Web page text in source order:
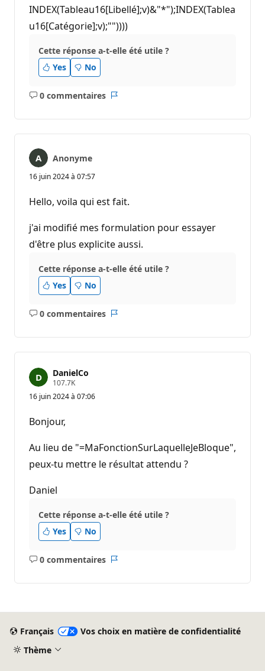
INDEX(Tableau16[Libellé];v)&"*");INDEX(Tablea
u16[Catégorie];v);""))))
Cette réponse a-t-elle été utile ?
Yes
No
0 commentaires
Aucun
Anonyme
16 juin 2024 à 07:57
Hello, voila qui est fait.
j'ai modifié mes formulation pour essayer
d'être plus explicite aussi.
Cette réponse a-t-elle été utile ?
Yes
No
0 commentaires
Aucun
DanielCo
107.7KP
e
é
p
i
o
n
16 juin 2024 à 07:06
Bonjour,
Au lieu de "=MaFonctionSurLaquelleJeBloque",
peux-tu mettre le résultat attendu ?
Daniel
Cette réponse a-t-elle été utile ?
Yes
No
0 commentaires
Aucun
Français
Vos choix en matière de confidentialité
Thème